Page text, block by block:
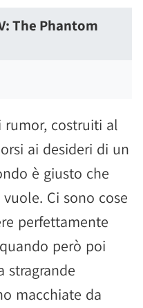
The Phantom
rumor, costruiti al
ai desideri di un
è giusto che
Ci sono cose
perfettamente
però poi
stragrande
macchiate da